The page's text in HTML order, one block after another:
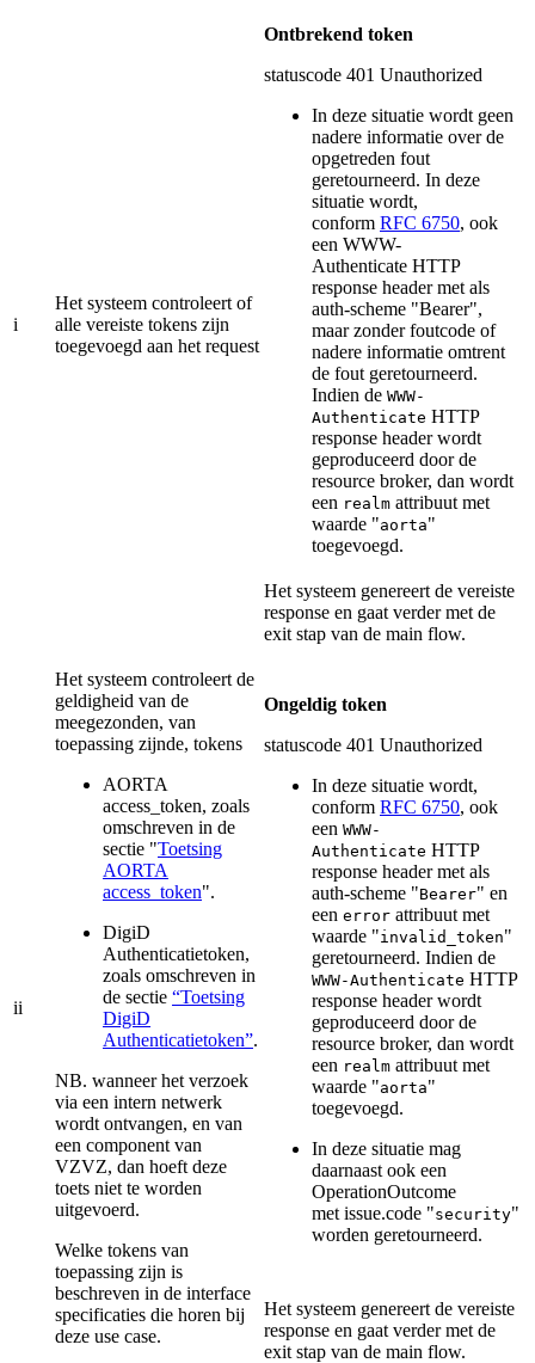
i
Het systeem controleert of
alle vereiste tokens zijn
toegevoegd aan het request
Ontbrekend token
statuscode 401 Unauthorized
In deze situatie wordt geen
nadere informatie over de
opgetreden fout
geretourneerd. In deze
situatie wordt,
conform RFC 6750, ook
een WWW-
Authenticate HTTP
response header met als
auth-scheme "Bearer",
maar zonder foutcode of
nadere informatie omtrent
de fout geretourneerd.
Indien de WWW-
Authenticate HTTP
response header wordt
geproduceerd door de
resource broker, dan wordt
een realm attribuut met
waarde "aorta"
toegevoegd.
Het systeem genereert de vereiste
response en gaat verder met de
exit stap van de main flow.
ii
Het systeem controleert de
geldigheid van de
meegezonden, van
toepassing zijnde, tokens
AORTA
access_token, zoals
omschreven in de
sectie "Toetsing
AORTA
access_token".
DigiD
Authenticatietoken,
zoals omschreven in
de sectie “Toetsing
DigiD
Authenticatietoken”.
NB. wanneer het verzoek
via een intern netwerk
wordt ontvangen, en van
een component van
VZVZ, dan hoeft deze
toets niet te worden
uitgevoerd.
Welke tokens van
toepassing zijn is
beschreven in de interface
specificaties die horen bij
deze use case.
Ongeldig token
statuscode 401 Unauthorized
In deze situatie wordt,
conform RFC 6750, ook
een WWW-
Authenticate HTTP
response header met als
auth-scheme "Bearer" en
een error attribuut met
waarde "invalid_token"
geretourneerd. Indien de
WWW-Authenticate HTTP
response header wordt
geproduceerd door de
resource broker, dan wordt
een realm attribuut met
waarde "aorta"
toegevoegd.
In deze situatie mag
daarnaast ook een
OperationOutcome
met issue.code "security"
worden geretourneerd.
Het systeem genereert de vereiste
response en gaat verder met de
exit stap van de main flow.